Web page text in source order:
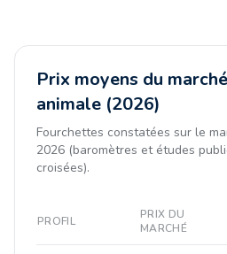
Prix moyens du
animale (2026)
Fourchettes constatées sur le
2026 (baromètres et études
croisées).
PROFIL
PRIX DU
MARCHÉ